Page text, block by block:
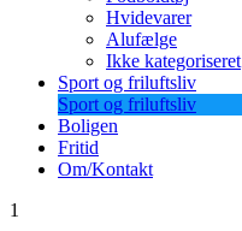
Hvidevarer
Alufælge
Ikke kategoriseret
Sport og friluftsliv
Sport og friluftsliv
Boligen
Fritid
Om/Kontakt
1